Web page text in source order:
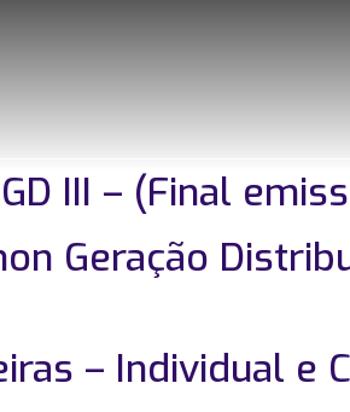
III – (Final
Geração
– Individual e